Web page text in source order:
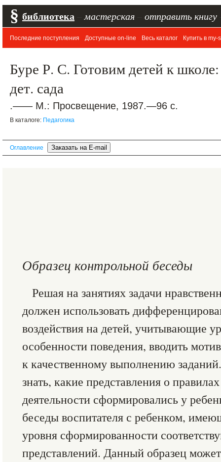
§ библиотека мастерская отправить книгу
Последние поступления Доступные on-line Весь каталог Купить в my-
Буре Р. С. Готовим детей к
дет. сада
.—— М.: Просвещение, 1987.—96 с.
В каталоге: Педагогика
Оглавление
Образец контрольной беседы
Решая на занятиях задачи
должен использовать
воздействия на детей, учитывающие
особенности поведения, вводить
к качественному выполнению
знать, какие представления о
деятельности сформировались у
беседы воспитателя с ребенком,
уровня сформированности
представлений. Данный образец